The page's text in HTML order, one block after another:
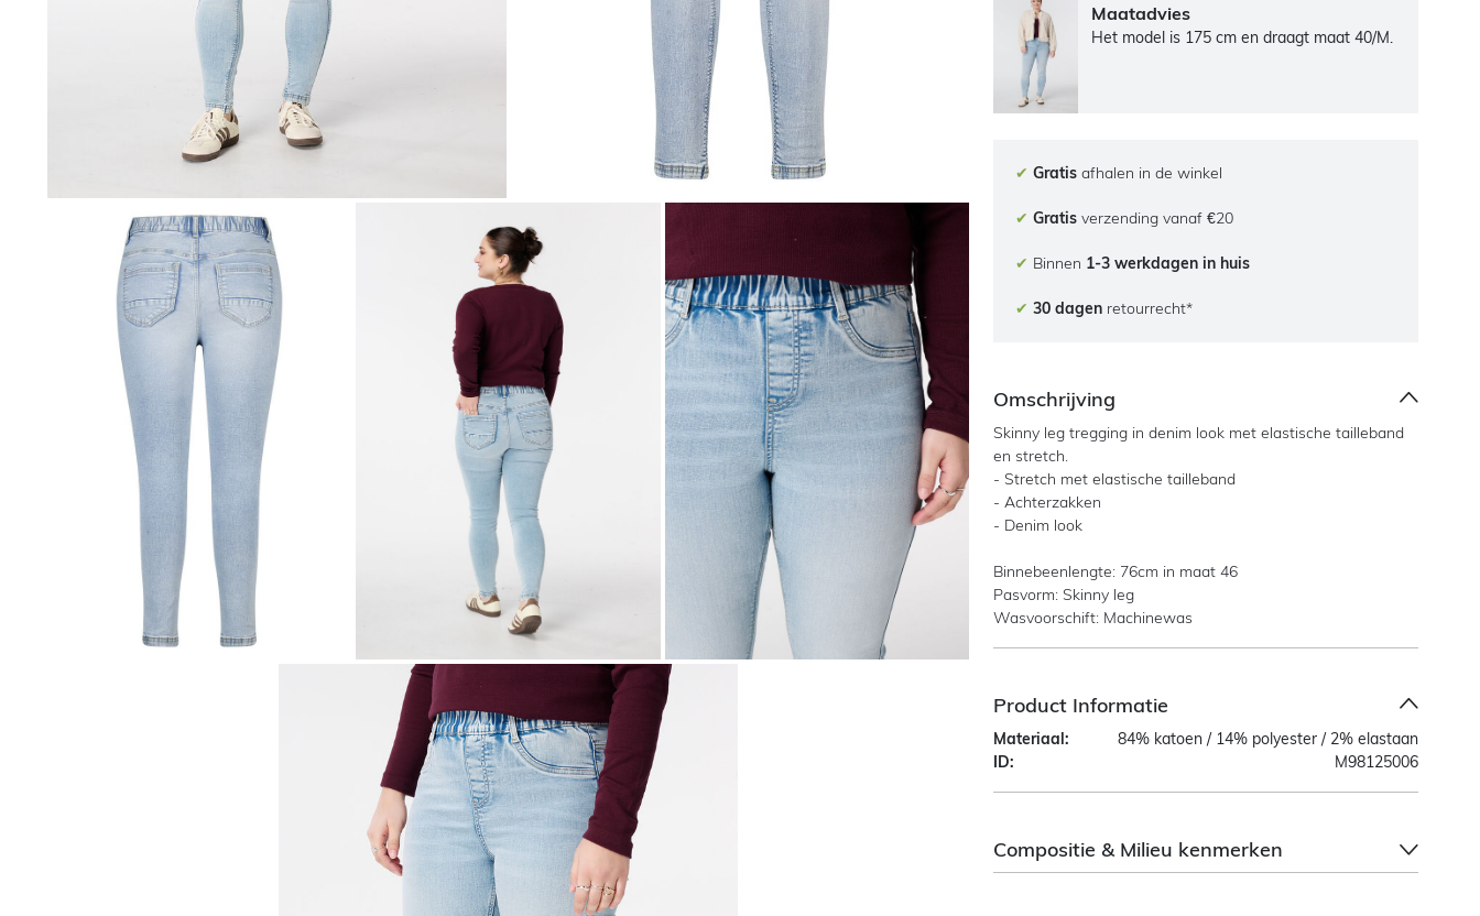
Maatadvies
Het model is 175 cm en draagt maat 40/M.
✔ Gratis afhalen in de winkel
✔ Gratis verzending vanaf €20
✔ Binnen 1-3 werkdagen in huis
✔ 30 dagen retourrecht*
Omschrijving
Skinny leg tregging in denim look met elastische tailleband
en stretch.
- Stretch met elastische tailleband
- Achterzakken
- Denim look
Binnebeenlengte: 76cm in maat 46
Pasvorm: Skinny leg
Wasvoorschift: Machinewas
Product Informatie
Materiaal:
84% katoen / 14% polyester / 2% elastaan
ID:
M98125006
Compositie & Milieu kenmerken